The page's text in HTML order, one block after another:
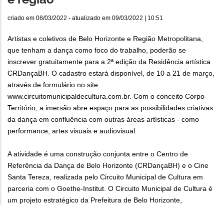
criado em 08/03/2022 - atualizado em 09/03/2022 | 10:51
Artistas e coletivos de Belo Horizonte e Região Metropolitana,
que tenham a dança como foco do trabalho, poderão se
inscrever gratuitamente para a 2ª edição da Residência artística
CRDançaBH. O cadastro estará disponível, de 10 a 21 de março,
através de formulário no site
www.circuitomunicipaldecultura.com.br. Com o conceito Corpo-
Território, a imersão abre espaço para as possibilidades criativas
da dança em confluência com outras áreas artísticas - como
performance, artes visuais e audiovisual.
A atividade é uma construção conjunta entre o Centro de
Referência da Dança de Belo Horizonte (CRDançaBH) e o Cine
Santa Tereza, realizada pelo Circuito Municipal de Cultura em
parceria com o Goethe-Institut. O Circuito Municipal de Cultura é
um projeto estratégico da Prefeitura de Belo Horizonte,